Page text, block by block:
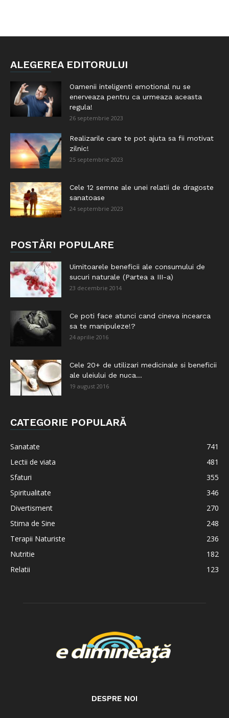
ALEGEREA EDITORULUI
Oamenii inteligenti emotional nu se
enerveaza pentru ca urmeaza aceasta
regula!
26 septembrie 2023
Realizarile care te pot ajuta sa fii motivat
zilnic!
25 septembrie 2023
Cele 12 semne ale unei relatii de dragoste
sanatoase
24 septembrie 2023
POSTĂRI POPULARE
Uimitoarele beneficii ale consumului de
sucuri naturale (Partea a III-a)
23 decembrie 2014
Ce poti face atunci cand cineva incearca
sa te manipuleze!?
24 aprilie 2016
Cele 20+ de utilizari medicinale si beneficii
ale uleiului de nuca...
19 august 2016
CATEGORIE POPULARĂ
Sanatate
741
Lectii de viata
481
Sfaturi
355
Spiritualitate
346
Divertisment
270
Stima de Sine
248
Terapii Naturiste
236
Nutritie
182
Relatii
123
DESPRE NOI